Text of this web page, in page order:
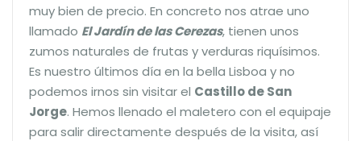
muy bien de precio. En concreto nos atrae uno
llamado El Jardín de las Cerezas, tienen unos
zumos naturales de frutas y verduras riquísimos.
Es nuestro últimos día en la bella Lisboa y no
podemos irnos sin visitar el Castillo de San
Jorge. Hemos llenado el maletero con el equipaje
para salir directamente después de la visita, así